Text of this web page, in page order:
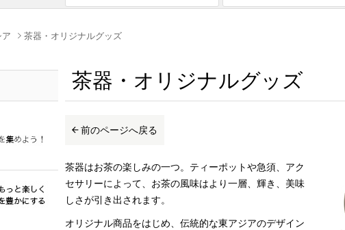
茶器・オリジナルグッズ
茶器・オリジナルグッズ
前のページへ戻る
茶器はお茶の楽しみの一つ。ティーポットや急須、アク
セサリーによって、お茶の風味はより一層、輝き、美味
しさが引き出されます。
オリジナル商品をはじめ、伝統的な東アジアのデザイン